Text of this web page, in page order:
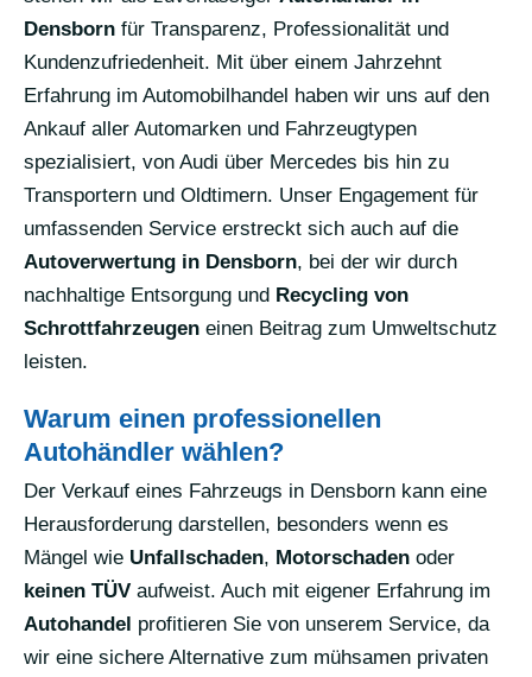
Densborn für Transparenz, Professionalität und
Kundenzufriedenheit. Mit über einem Jahrzehnt
Erfahrung im Automobilhandel haben wir uns auf den
Ankauf aller Automarken und Fahrzeugtypen
spezialisiert, von Audi über Mercedes bis hin zu
Transportern und Oldtimern. Unser Engagement für
umfassenden Service erstreckt sich auch auf die
Autoverwertung in Densborn, bei der wir durch
nachhaltige Entsorgung und Recycling von
Schrottfahrzeugen einen Beitrag zum Umweltschutz
leisten.
Warum einen professionellen
Autohändler wählen?
Der Verkauf eines Fahrzeugs in Densborn kann eine
Herausforderung darstellen, besonders wenn es
Mängel wie Unfallschaden, Motorschaden oder
keinen TÜV aufweist. Auch mit eigener Erfahrung im
Autohandel profitieren Sie von unserem Service, da
wir eine sichere Alternative zum mühsamen privaten